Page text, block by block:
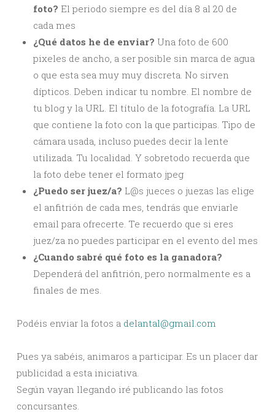
foto? El periodo siempre es del día 8 al 20 de
cada mes
¿Qué datos he de enviar? Una foto de 600
pixeles de ancho, a ser posible sin marca de agua
o que esta sea muy muy discreta. No sirven
dípticos. Deben indicar tu nombre. El nombre de
tu blog y la URL. El título de la fotografía. La URL
que contiene la foto con la que participas. Tipo de
cámara usada, incluso puedes decir la lente
utilizada. Tu localidad. Y sobretodo recuerda que
la foto debe tener el formato jpeg
¿Puedo ser juez/a? L@s jueces o juezas las elige
el anfitrión de cada mes, tendrás que enviarle
email para ofrecerte. Te recuerdo que si eres
juez/za no puedes participar en el evento del mes
¿Cuando sabré qué foto es la ganadora?
Dependerá del anfitrión, pero normalmente es a
finales de mes.
Podéis enviar la fotos a delantal@gmail.com
Pues ya sabéis, animaros a participar. Es un placer dar
publicidad a esta iniciativa.
Según vayan llegando iré publicando las fotos
concursantes.